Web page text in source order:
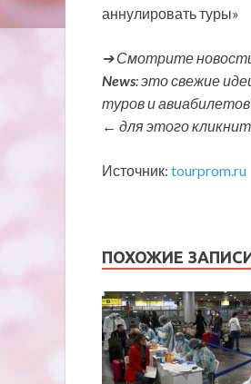
аннулировать туры»
➔ Смотрите
News: это свежие
туров и
← для этого
Источник: tourprom.ru
ПОХОЖИЕ